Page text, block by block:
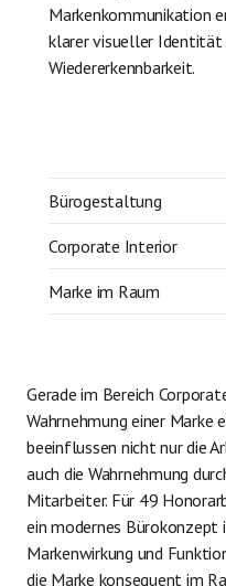
Markenkommunikation
klarer visueller Identität
Wiedererkennbarkeit.
Bürogestaltung
Corporate Interior
Marke im Raum
Gerade im Bereich
Wahrnehmung einer Marke
beeinflussen nicht nur die
auch die Wahrnehmung
Mitarbeiter. Für 49
ein modernes Bürokonzept
Markenwirkung und
die Marke konsequent im